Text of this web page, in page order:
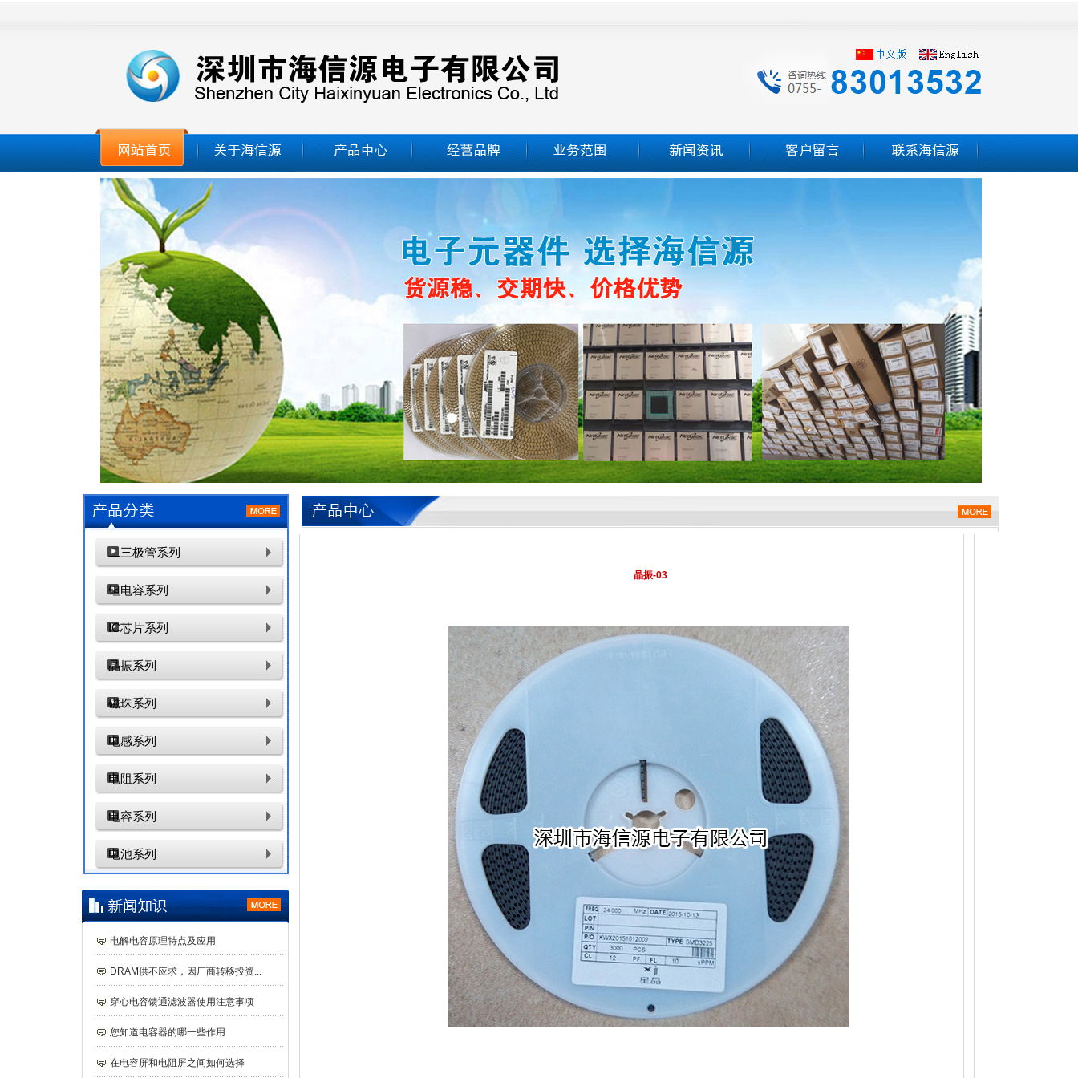
二三极管系列
钽电容系列
IC芯片系列
晶振系列
磁珠系列
电感系列
电阻系列
电容系列
电池系列
电解电容原理特点及应用
DRAM供不应求，因厂商转移投资...
穿心电容馈通滤波器使用注意事项
您知道电容器的哪一些作用
在电容屏和电阻屏之间如何选择
晶振-03